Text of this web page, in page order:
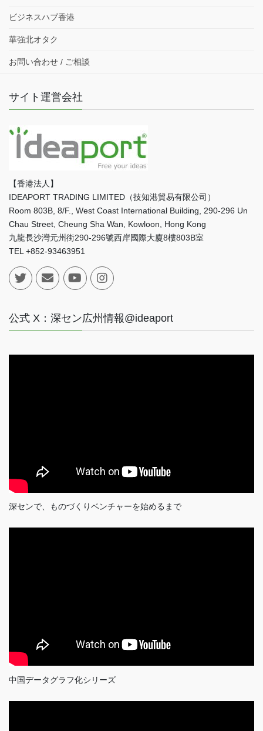
ビジネスハブ香港
華強北オタク
お問い合わせ / ご相談
サイト運営会社
【香港法人】
IDEAPORT TRADING LIMITED（技知港貿易有限公司）
Room 803B, 8/F., West Coast International Building, 290-296 Un
Chau Street, Cheung Sha Wan, Kowloon, Hong Kong
九龍長沙灣元州街290-296號西岸國際大廈8樓803B室
TEL +852-93463951
公式 X：深セン広州情報@ideaport
深センで、ものづくりベンチャーを始めるまで
中国データグラフ化シリーズ